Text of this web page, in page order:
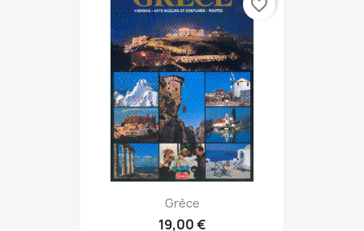
Grèce
19,00 €
favorite_border